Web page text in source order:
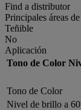
Find a distributor
Principales áreas
Teñible
No
Aplicación
Tono de Color
Tono de Color
Nivel de brillo a